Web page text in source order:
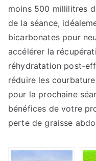
moins 500 millilitres
de la séance,
bicarbonates pour
accélérer la
réhydratation post-
réduire les
pour la prochaine
bénéfices de votre
perte de graisse